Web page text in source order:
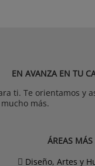
EN AVANZA EN TU
ti. Te orientamos
más.
ÁREAS
Diseño, Artes y